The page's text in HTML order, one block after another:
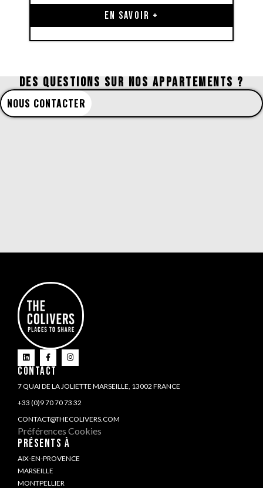
EN SAVOIR +
DES QUESTIONS SUR NOS APPARTEMENTS ?
NOUS CONTACTER
CONTACT
7 QUAI DE LA JOLIETTE MARSEILLE, 13002 FRANCE
+33 (0)9 70 70 73 32
CONTACT@THECOLIVERS.COM
Préférences Cookies
PRÉSENTS À
AIX-EN-PROVENCE
MARSEILLE
MONTPELLIER